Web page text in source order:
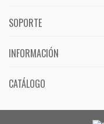
SOPORTE
INFORMACIÓN
CATÁLOGO